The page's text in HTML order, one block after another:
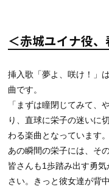
＜赤城ユイナ役
挿入歌「夢よ、咲け！」
曲です。
「まずは瞳閉じてみて、
り、直球に栄子の迷いに
わる楽曲となっています。
あの瞬間の栄子には、そ
皆さんも1歩踏み出す勇
さい。きっと彼女達が背